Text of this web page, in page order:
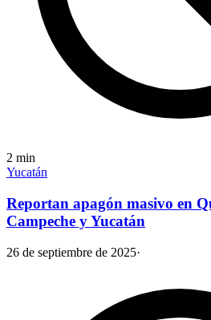
2 min
Yucatán
Reportan apagón masivo en
Campeche y Yucatán
26 de septiembre de 2025·